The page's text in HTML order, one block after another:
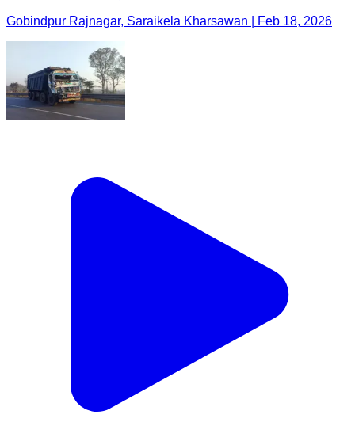
Gobindpur Rajnagar, Saraikela Kharsawan | Feb 18, 2026